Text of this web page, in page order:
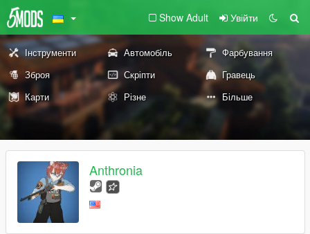
Show Adult Увійти
Інструменти Автомобіль
Фарбування
Зброя
Скріпти
Гравець
Карти
Різне Більше
Anthronia